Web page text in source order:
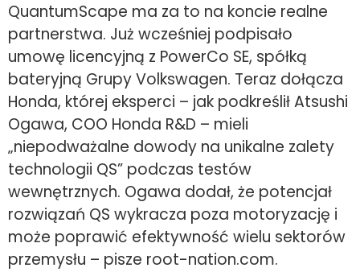
QuantumScape ma za to na koncie realne
partnerstwa. Już wcześniej podpisało
umowę licencyjną z PowerCo SE, spółką
bateryjną Grupy Volkswagen. Teraz dołącza
Honda, której eksperci – jak podkreślił Atsushi
Ogawa, COO Honda R&D – mieli
„niepodważalne dowody na unikalne zalety
technologii QS” podczas testów
wewnętrznych. Ogawa dodał, że potencjał
rozwiązań QS wykracza poza motoryzację i
może poprawić efektywność wielu sektorów
przemysłu – pisze root-nation.com.